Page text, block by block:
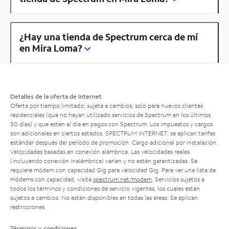
¿Hay una tienda de Spectrum cerca de mí
en Mira Loma?
Detalles de la oferta de Internet
Oferta por tiempo limitado; sujeta a cambios; solo para nuevos clientes
residenciales (que no hayan utilizado servicios de Spectrum en los últimos
30 días) y que estén al día en pagos con Spectrum. Los impuestos y cargos
son adicionales en ciertos estados. SPECTRUM INTERNET: se aplican tarifas
estándar después del período de promoción. Cargo adicional por instalación.
Velocidades basadas en conexión alámbrica. Las velocidades reales
(incluyendo conexión inalámbrica) varían y no están garantizadas. Se
requiere módem con capacidad Gig para velocidad Gig. Para ver una lista de
módems con capacidad, visita spectrum.net/modem . Servicios sujetos a
todos los términos y condiciones de servicio vigentes, los cuales están
sujetos a cambios. No están disponibles en todas las áreas. Se aplican
restricciones.